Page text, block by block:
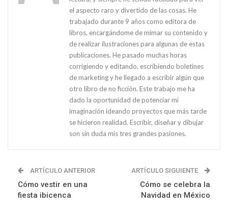
el aspecto raro y divertido de las cosas. He
trabajado durante 9 años como editora de
libros, encargándome de mimar su contenido y
de realizar ilustraciones para algunas de estas
publicaciones. He pasado muchas horas
corrigiendo y editando, escribiendo boletines
de marketing y he llegado a escribir algún que
otro libro de no ficción. Este trabajo me ha
dado la oportunidad de potenciar mi
imaginación ideando proyectos que más tarde
se hicieron realidad. Escribir, diseñar y dibujar
son sin duda mis tres grandes pasiones.
ARTÍCULO ANTERIOR
Cómo vestir en una
fiesta ibicenca
ARTÍCULO SIGUIENTE
Cómo se celebra la
Navidad en México